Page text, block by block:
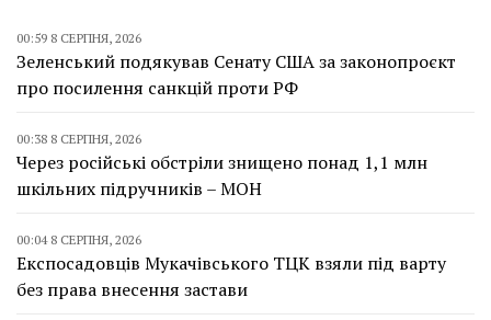
00:59 8 СЕРПНЯ, 2026
Зеленський подякував Сенату США за законопроєкт
про посилення санкцій проти РФ
00:38 8 СЕРПНЯ, 2026
Через російські обстріли знищено понад 1,1 млн
шкільних підручників – МОН
00:04 8 СЕРПНЯ, 2026
Експосадовців Мукачівського ТЦК взяли під варту
без права внесення застави